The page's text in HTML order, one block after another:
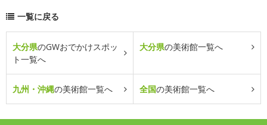
一覧に戻る
大分県のGWおでかけスポッ
ト一覧へ
大分県の美術館一覧へ
九州・沖縄の美術館一覧へ 全国の美術館一覧へ